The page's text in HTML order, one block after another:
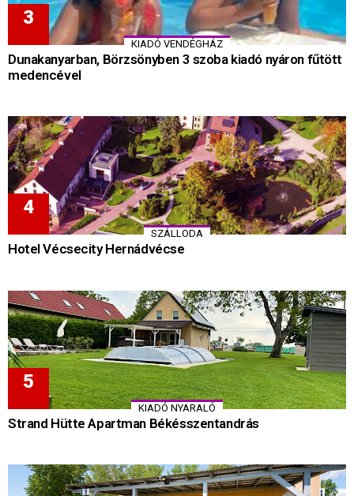
KIADÓ VENDÉGHÁZ
Dunakanyarban, Börzsönyben 3 szoba kiadó nyáron fűtött
medencével
SZÁLLODA
Hotel Vécsecity Hernádvécse
KIADÓ NYARALÓ
Strand Hütte Apartman Békésszentandrás